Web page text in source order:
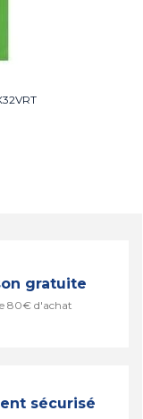
gratuite
80€ d'achat
sécurisé